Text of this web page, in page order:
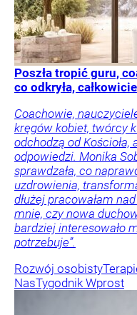
Poszła tropić guru,
co odkryła,
Coachowie,
kręgów kobiet, twórcy
odchodzą od
odpowiedzi. Monika
sprawdzała, co
uzdrowienia,
dłużej pracowałam
mnie, czy nowa
bardziej interesowało
potrzebuje”.
Rozwój osobisty
NasTygodnik Wprost